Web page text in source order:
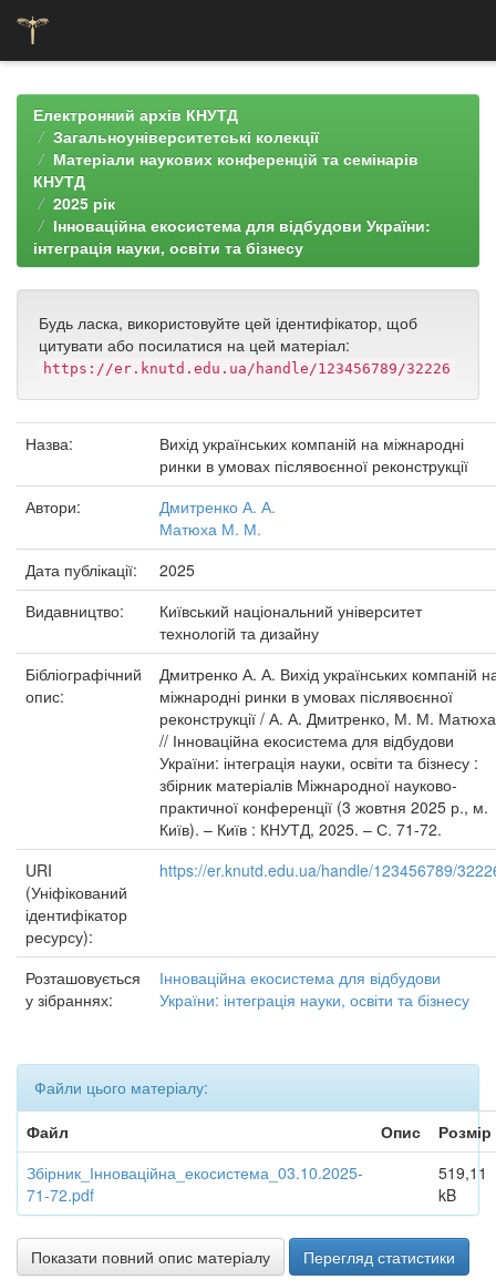
navigationЕлектронний архів КНУТД
Загальноуніверситетські колекції
Матеріали наукових конференцій та семінарів
КНУТД
2025 рік
Інноваційна екосистема для відбудови України:
інтеграція науки, освіти та бізнесу
Будь ласка, використовуйте цей ідентифікатор, щоб
цитувати або посилатися на цей матеріал:
https://er.knutd.edu.ua/handle/123456789/32226
Назва:
Вихід українських компаній на міжнародні
ринки в умовах післявоєнної реконструкції
Автори:
Дмитренко А. А.
Матюха М. М.
Дата публікації:
2025
Видавництво:
Київський національний університет
технологій та дизайну
Бібліографічний
опис:
Дмитренко А. А. Вихід українських компаній
міжнародні ринки в умовах післявоєнної
реконструкції / А. А. Дмитренко, М. М. Матюха
// Інноваційна екосистема для відбудови
України: інтеграція науки, освіти та бізнесу :
збірник матеріалів Міжнародної науково-
практичної конференції (3 жовтня 2025 р., м.
Київ). – Київ : КНУТД, 2025. – С. 71-72.
URI
(Уніфікований
ідентифікатор
ресурсу):
https://er.knutd.edu.ua/handle/123456789/
Розташовується
у зібраннях:
Інноваційна екосистема для відбудови
України: інтеграція науки, освіти та бізнесу
Файли цього матеріалу:
Файл
Опис
Розмір
Збірник_Інноваційна_екосистема_03.10.2025-
71-72.pdf
519,11
kB
Показати повний опис матеріалу Перегляд статистики